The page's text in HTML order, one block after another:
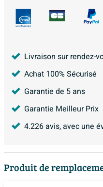
Livraison sur rendez-
Achat 100% Sécurisé
Garantie de 5 ans
Garantie Meilleur Prix
4.226avis, avec une
Produit de